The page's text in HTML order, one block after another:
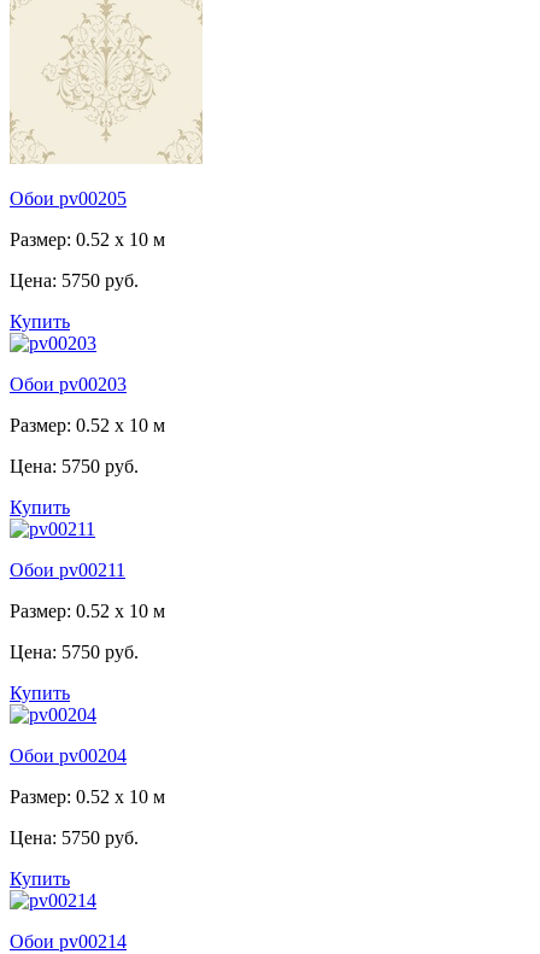
Обои pv00205
Размер: 0.52 x 10 м
Цена: 5750 руб.
Купить
Обои pv00203
Размер: 0.52 x 10 м
Цена: 5750 руб.
Купить
Обои pv00211
Размер: 0.52 x 10 м
Цена: 5750 руб.
Купить
Обои pv00204
Размер: 0.52 x 10 м
Цена: 5750 руб.
Купить
Обои pv00214